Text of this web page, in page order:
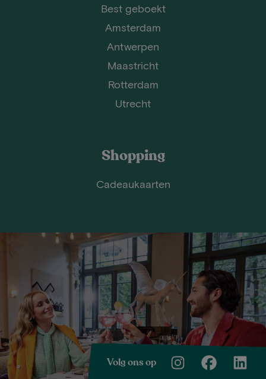
Best geboekt
Amsterdam
Antwerpen
Maastricht
Rotterdam
Utrecht
Shopping
Cadeaukaarten
Volg ons op